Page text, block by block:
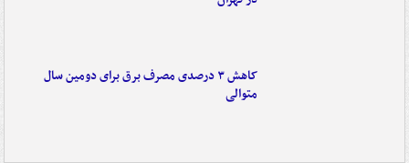
کاهش ۳ درصدی مصرف برق برای دومین سال
متوالی